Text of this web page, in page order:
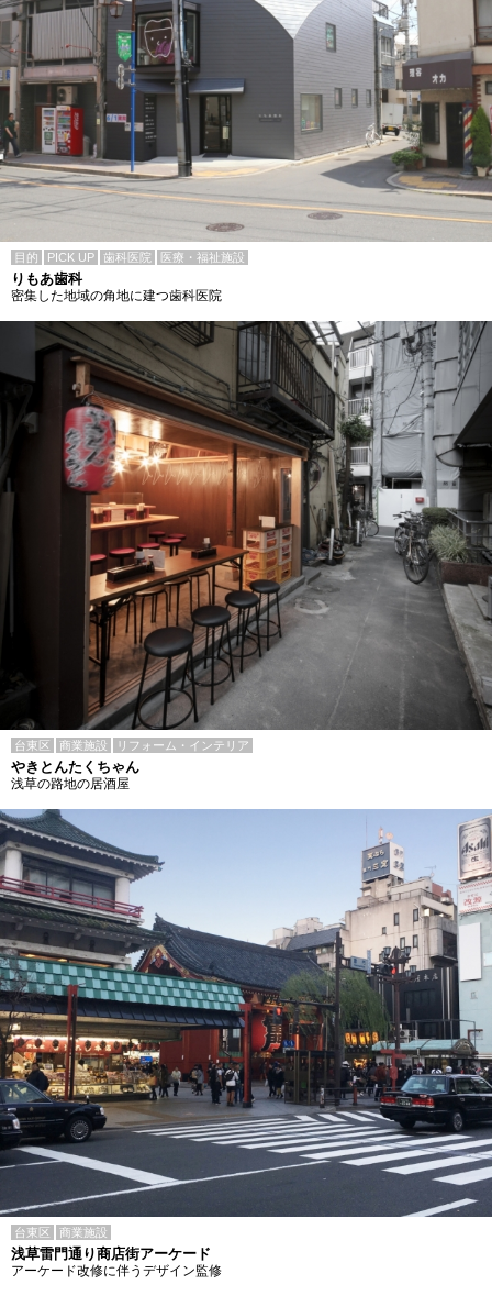
目的 PICK UP 歯科医院 医療・福祉施設
りもあ歯科
密集した地域の角地に建つ歯科医院
台東区 商業施設 リフォーム・インテリア
やきとんたくちゃん
浅草の路地の居酒屋
台東区 商業施設
浅草雷門通り商店街アーケード
アーケード改修に伴うデザイン監修